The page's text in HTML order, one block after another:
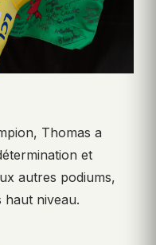
Thomas a
et
autres podiums,
haut niveau.